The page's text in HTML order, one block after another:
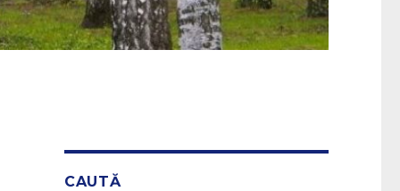
CAUTĂ